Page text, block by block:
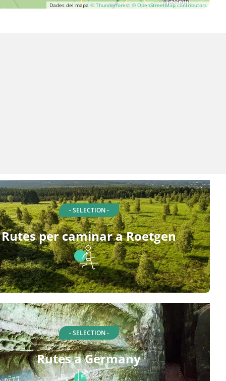
Dades del mapa © Thunderforest © OpenStreetMap contributors
- SELECTION -
Rutes per caminar a Roetgen
- SELECTION -
Rutes a Germany